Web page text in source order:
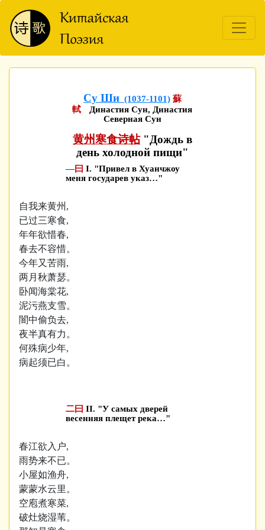
Су Ши (1037-1101) 蘇
軾
Династия Сун, Династия
Северная Сун
黄州寒食诗帖 "Дождь в
день холодной пищи"
—曰 I. "Привел в Хуанчжоу
меня государев указ…"
自我来黄州,
已过三寒食,
年年欲惜春,
春去不容惜。
今年又苦雨,
两月秋萧瑟。
卧闻海棠花,
泥污燕支雪。
闇中偷负去,
夜半真有力。
何殊病少年,
病起须已白。
二曰 II. "У самых дверей
весенняя плещет река…"
春江欲入户,
雨势来不已。
小屋如渔舟,
蒙蒙水云里。
空庖煮寒菜,
破灶烧湿苇。